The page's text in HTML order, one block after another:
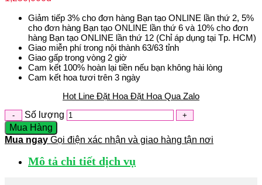
Giảm tiếp 3% cho đơn hàng Bạn tạo ONLINE lần thứ 2, 5%
cho đơn hàng Bạn tạo ONLINE lần thứ 6 và 10% cho đơn
hàng Bạn tạo ONLINE lần thứ 12 (Chỉ áp dụng tại Tp. HCM)
Giao miễn phí trong nội thành 63/63 tỉnh
Giao gấp trong vòng 2 giờ
Cam kết 100% hoàn lại tiền nếu bạn không hài lòng
Cam kết hoa tươi trên 3 ngày
Hot Line Đặt Hoa Đặt Hoa Qua Zalo
Số lượng
Mua Hàng
Mua ngay Gọi điện xác nhận và giao hàng tận nơi
Mô tả chi tiết dịch vụ